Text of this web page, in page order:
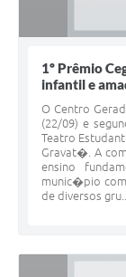
1º Prêmio
infantil e
O Centro
(22/09) e
Teatro
Gravat�. A
ensino
munic�pio
de diversos gru...